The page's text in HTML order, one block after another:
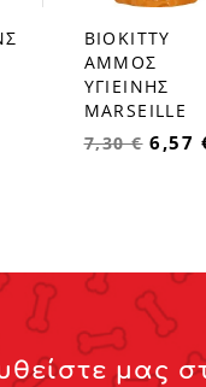
favorite_border
BIOKITTY
ΑΜΜΟΣ
ΥΓΙΕΙΝΗΣ
MARSEILLE
7,30 € 6,57
μας